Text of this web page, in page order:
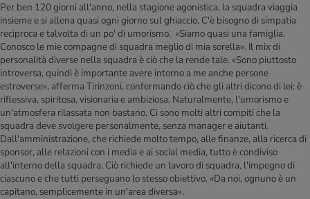
Per ben 120 giorni all'anno, nella stagione agonistica, la squadra viaggia
insieme e si allena quasi ogni giorno sul ghiaccio. C'è bisogno di simpatia
reciproca e talvolta di un po' di umorismo. «Siamo quasi una famiglia.
Conosco le mie compagne di squadra meglio di mia sorella». Il mix di
personalità diverse nella squadra è ciò che la rende tale. «Sono piuttosto
introversa, quindi è importante avere intorno a me anche persone
estroverse», afferma Tirinzoni, confermando ciò che gli altri dicono di lei: è
riflessiva, spiritosa, visionaria e ambiziosa. Naturalmente, l'umorismo e
un'atmosfera rilassata non bastano. Ci sono molti altri compiti che la
squadra deve svolgere personalmente, senza manager e aiutanti.
Dall'amministrazione, che richiede molto tempo, alle finanze, alla ricerca di
sponsor, alle relazioni con i media e ai social media, tutto è condiviso
all'interno della squadra. Ciò richiede un lavoro di squadra, l'impegno di
ciascuno e che tutti perseguano lo stesso obiettivo. «Da noi, ognuno è un
capitano, semplicemente in un'area diversa».